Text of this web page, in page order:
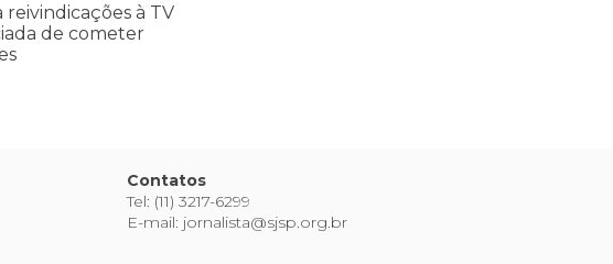
reivindicações à TV
de cometer
Contatos
Tel: (11) 3217-6299
E-mail: jornalista@sjsp.org.br